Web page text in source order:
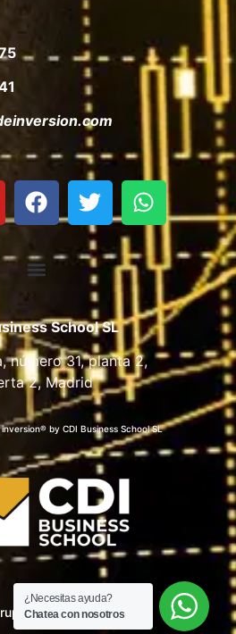
School SL
número 31, planta 2,
2, Madrid
by CDI Business School SL
CDI Business School
¿Necesitas ayuda?
Chatea con nosotros